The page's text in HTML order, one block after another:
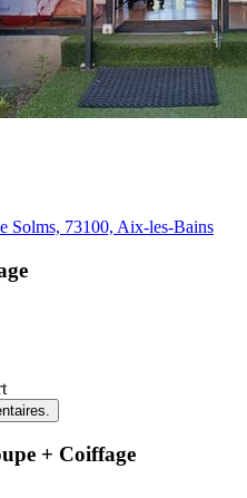
Solms, 73100, Aix-les-Bains
+ Coiffage